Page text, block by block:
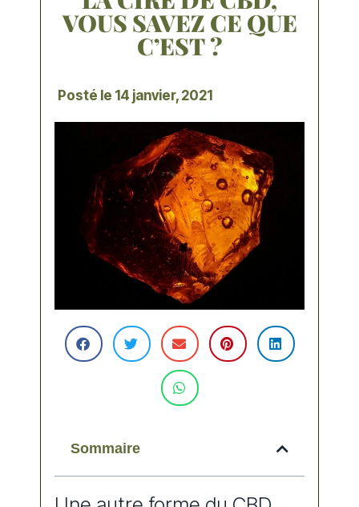
VOUS SAVEZ CE QUE
C’EST ?
Posté le 14 janvier, 2021
Sommaire